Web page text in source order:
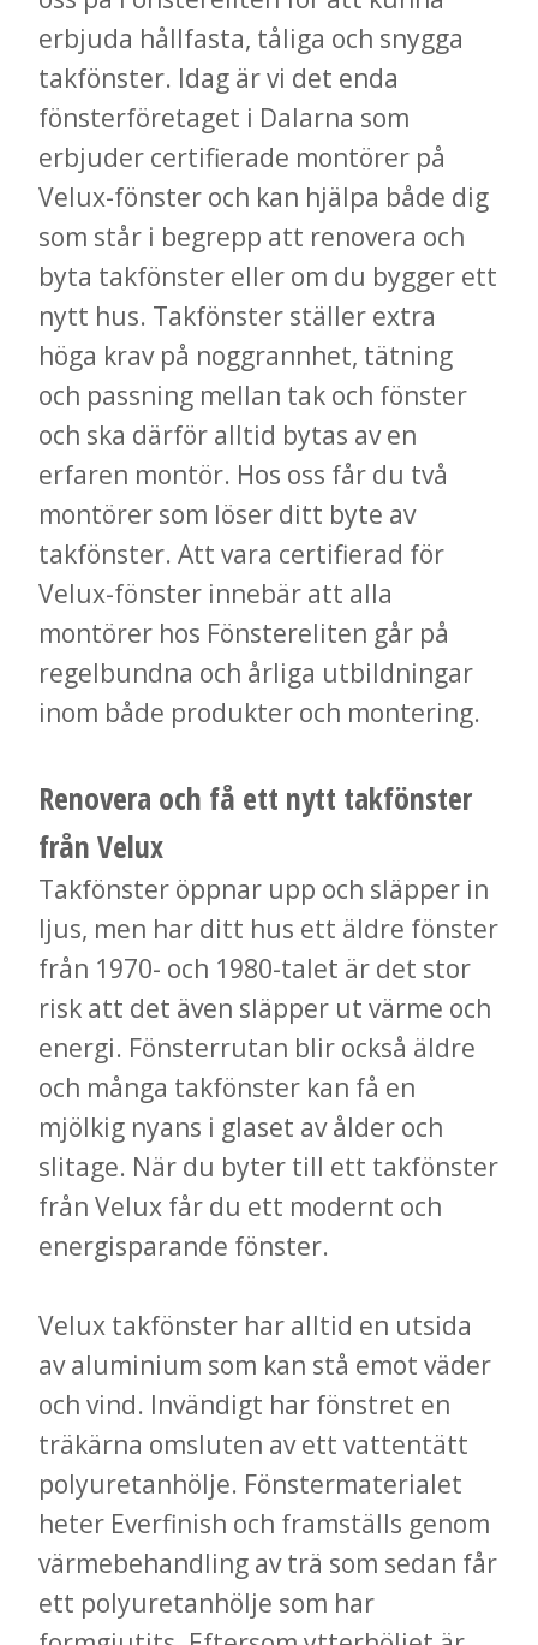
erbjuda hållfasta, tåliga och snygga
takfönster. Idag är vi det enda
fönsterföretaget i Dalarna som
erbjuder certifierade montörer på
Velux-fönster och kan hjälpa både dig
som står i begrepp att renovera och
byta takfönster eller om du bygger ett
nytt hus. Takfönster ställer extra
höga krav på noggrannhet, tätning
och passning mellan tak och fönster
och ska därför alltid bytas av en
erfaren montör. Hos oss får du två
montörer som löser ditt byte av
takfönster. Att vara certifierad för
Velux-fönster innebär att alla
montörer hos Fönstereliten går på
regelbundna och årliga utbildningar
inom både produkter och montering.
Renovera och få ett nytt takfönster
från Velux
Takfönster öppnar upp och släpper in
ljus, men har ditt hus ett äldre fönster
från 1970- och 1980-talet är det stor
risk att det även släpper ut värme och
energi. Fönsterrutan blir också äldre
och många takfönster kan få en
mjölkig nyans i glaset av ålder och
slitage. När du byter till ett takfönster
från Velux får du ett modernt och
energisparande fönster.
Velux takfönster har alltid en utsida
av aluminium som kan stå emot väder
och vind. Invändigt har fönstret en
träkärna omsluten av ett vattentätt
polyuretanhölje. Fönstermaterialet
heter Everfinish och framställs genom
värmebehandling av trä som sedan får
ett polyuretanhölje som har